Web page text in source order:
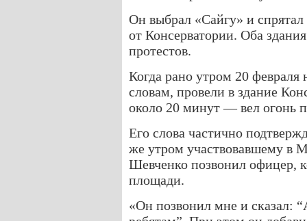
Он выбрал «Сайгу» и
от Консерватории. Оба
протестов.
Когда рано утром 20 февраля
словам, провели в здание
около 20 минут — вел огонь
Его слова частично
же утром участвовавшему в
Шевченко позвонил офицер,
площади.
«Он позвонил мне и сказал: